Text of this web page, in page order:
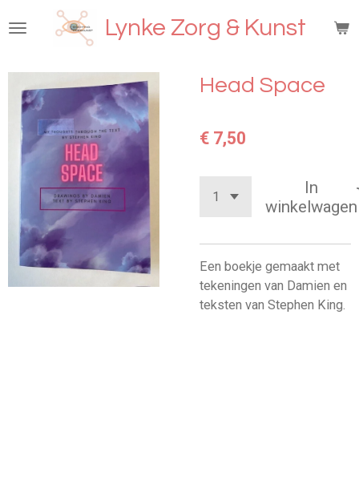
direct
de
hoofdinhoud
Lynke Zorg & Kunst
Head Space
€ 7,50
In
winkelwagen
Een boekje gemaakt met
tekeningen van Damien en
teksten van Stephen King.